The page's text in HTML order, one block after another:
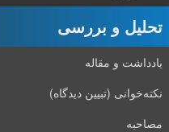
تحلیل و بررسی
یادداشت و مقاله
نکته‌خوانی (تبیین دیدگاه)
مصاحبه